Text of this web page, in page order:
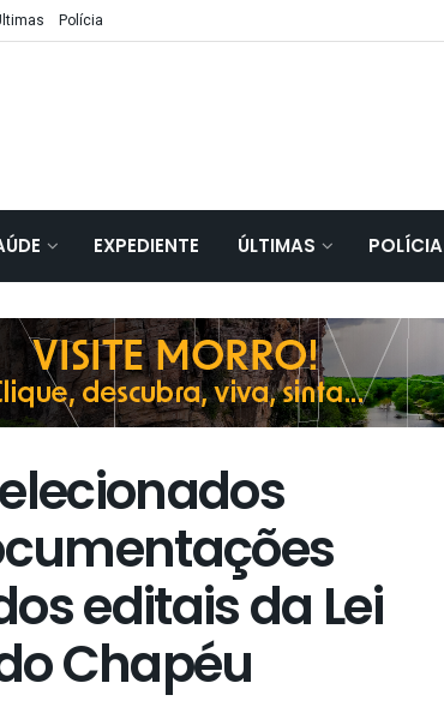
Polícia
EXPEDIENTE ÚLTIMAS POLÍCIA
editais da Lei
Chapéu